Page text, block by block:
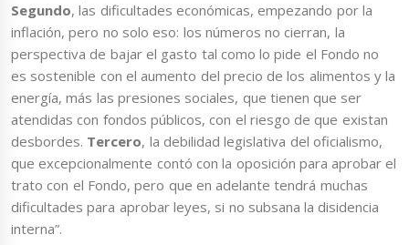
Segundo, las dificultades económicas, empezando por la
inflación, pero no solo eso: los números no cierran, la
perspectiva de bajar el gasto tal como lo pide el Fondo no
es sostenible con el aumento del precio de los alimentos y la
energía, más las presiones sociales, que tienen que ser
atendidas con fondos públicos, con el riesgo de que existan
desbordes. Tercero, la debilidad legislativa del oficialismo,
que excepcionalmente contó con la oposición para aprobar el
trato con el Fondo, pero que en adelante tendrá muchas
dificultades para aprobar leyes, si no subsana la disidencia
interna”.